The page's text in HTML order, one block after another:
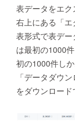
表データをエ
右上にある「エ
表形式で表デ
は最初の1000
初の1000件し
「データダウ
をダウンロード